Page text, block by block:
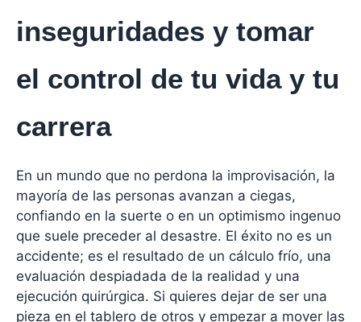
inseguridades y tomar
el control de tu vida y tu
carrera
En un mundo que no perdona la improvisación, la
mayoría de las personas avanzan a ciegas,
confiando en la suerte o en un optimismo ingenuo
que suele preceder al desastre. El éxito no es un
accidente; es el resultado de un cálculo frío, una
evaluación despiadada de la realidad y una
ejecución quirúrgica. Si quieres dejar de ser una
pieza en el tablero de otros y empezar a mover las